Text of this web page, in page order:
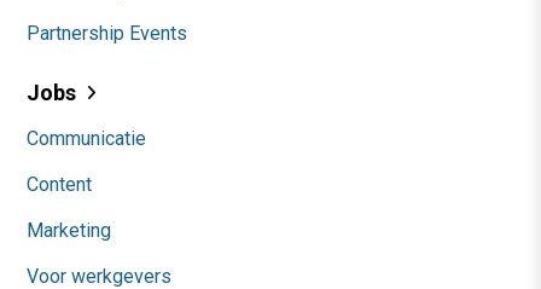
Partnership Events
Jobs
Communicatie
Content
Marketing
Voor werkgevers